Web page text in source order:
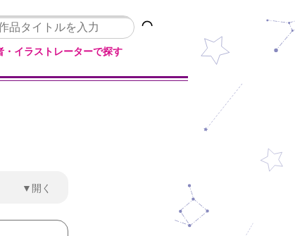
・イラストレーターで探す
▼開く